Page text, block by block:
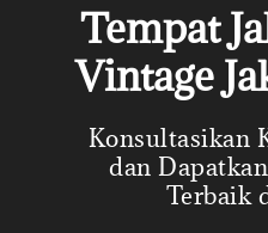
Tempat
Vintage
Konsultasikan
dan
Terbaik